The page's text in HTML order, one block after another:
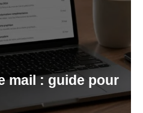
mail : guide pour